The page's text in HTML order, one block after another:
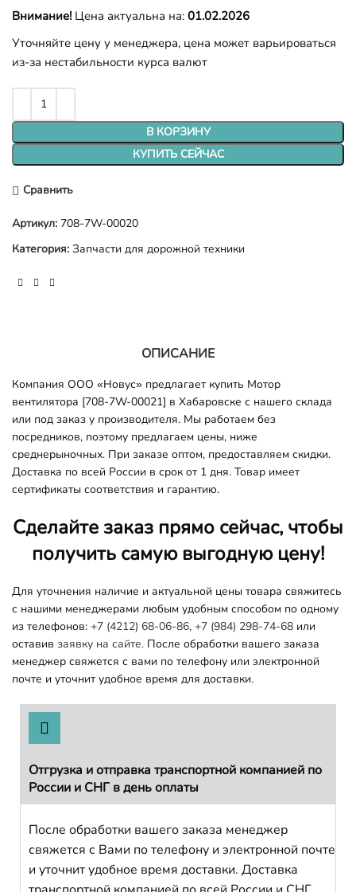
Внимание! Цена актуальна на: 01.02.2026
Уточняйте цену у менеджера, цена может варьироваться
из-за нестабильности курса валют
В КОРЗИНУ
КУПИТЬ СЕЙЧАС
Сравнить
Артикул: 708-7W-00020
Категория: Запчасти для дорожной техники
ОПИСАНИЕ
Компания ООО «Новус» предлагает купить Мотор
вентилятора [708-7W-00021] в Хабаровске с нашего склада
или под заказ у производителя. Мы работаем без
посредников, поэтому предлагаем цены, ниже
среднерыночных. При заказе оптом, предоставляем скидки.
Доставка по всей России в срок от 1 дня. Товар имеет
сертификаты соответствия и гарантию.
Сделайте заказ прямо сейчас, чтобы
получить самую выгодную цену!
Для уточнения наличие и актуальной цены товара свяжитесь
с нашими менеджерами любым удобным способом по одному
из телефонов: +7 (4212) 68-06-86, +7 (984) 298-74-68 или
оставив заявку на сайте. После обработки вашего заказа
менеджер свяжется с вами по телефону или электронной
почте и уточнит удобное время для доставки.
Отгрузка и отправка транспортной компанией по
России и СНГ в день оплаты
После обработки вашего заказа менеджер
свяжется с Вами по телефону и электронной почте
и уточнит удобное время доставки. Доставка